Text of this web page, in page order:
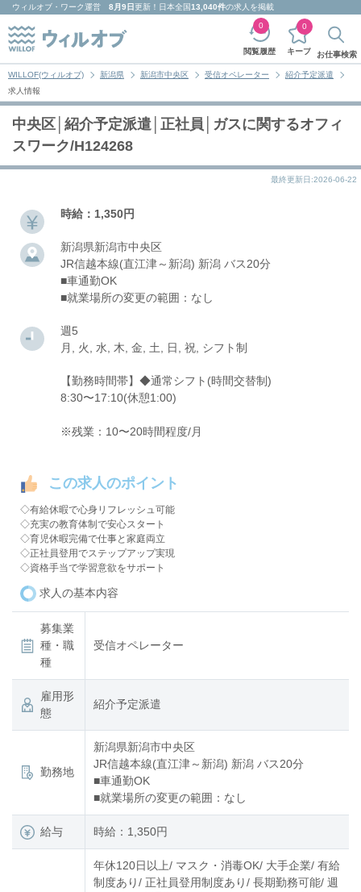
ウィルオブ・ワーク運営 8月9日更新！日本全国13,040件の求人を掲載
閲覧履歴
0
キープ
0
お仕事検索
WILLOF(ウィルオブ) 新潟県 新潟市中央区 受信オペレーター
紹介予定派遣
求人情報
中央区│紹介予定派遣│正社員│ガスに関するオフィ
スワーク/H124268
最終更新日:2026-06-22
時給：1,350円
新潟県新潟市中央区
JR信越本線(直江津～新潟) 新潟 バス20分
■車通勤OK
■就業場所の変更の範囲：なし
週5
月, 火, 水, 木, 金, 土, 日, 祝, シフト制
【勤務時間帯】◆通常シフト(時間交替制)
8:30〜17:10(休憩1:00)
※残業：10〜20時間程度/月
この求人のポイント
◇有給休暇で心身リフレッシュ可能
◇充実の教育体制で安心スタート
◇育児休暇完備で仕事と家庭両立
◇正社員登用でステップアップ実現
◇資格手当で学習意欲をサポート
求人の基本内容
募集業
種・職
種
受信オペレーター
雇用形
態
紹介予定派遣
勤務地
新潟県新潟市中央区
JR信越本線(直江津～新潟) 新潟 バス20分
■車通勤OK
■就業場所の変更の範囲：なし
給与 時給：1,350円
年休120日以上/ マスク・消毒OK/ 大手企業/ 有給
制度あり/ 正社員登用制度あり/ 長期勤務可能/ 週